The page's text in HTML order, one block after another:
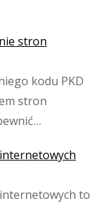
stron
kodu PKD
stron
to